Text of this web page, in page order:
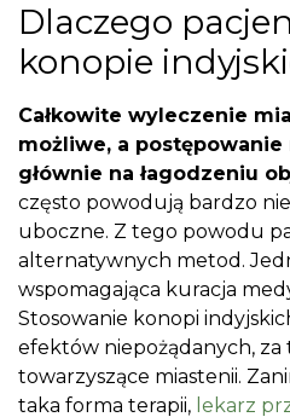
Dlaczego
konopie
Całkowite wyleczenie
możliwe, a
głównie na łagodzeniu
często powodują bardzo
uboczne. Z tego powodu
alternatywnych metod.
wspomagająca kuracja
Stosowanie konopi
efektów niepożądanych,
towarzyszące miastenii.
taka forma terapii, lekarz